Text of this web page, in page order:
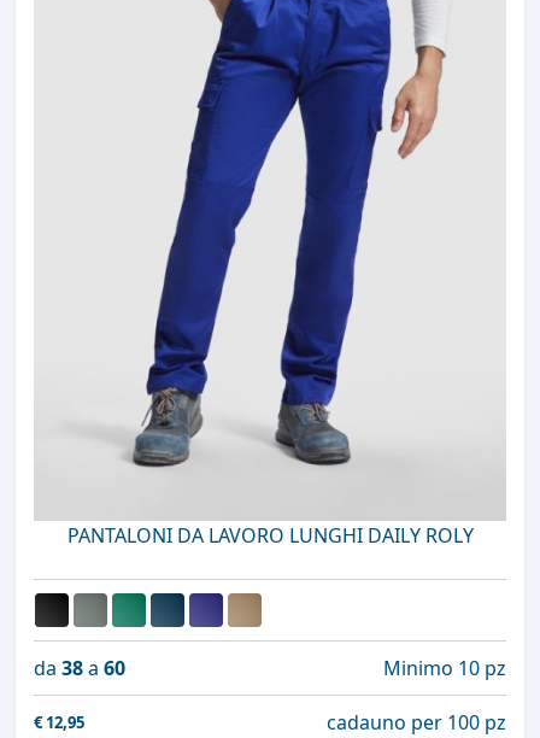
PANTALONI DA LAVORO LUNGHI DAILY ROLY
da 38a 60 Minimo 10 pz
€ 12,95
cadauno per 100 pz